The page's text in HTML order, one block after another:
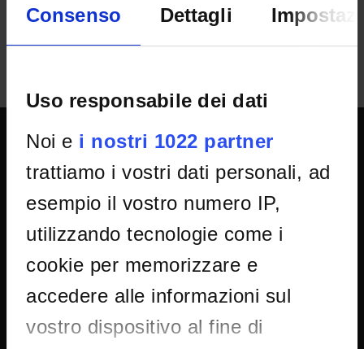
Consenso Dettagli
Uso responsabile dei dati
Noi e i nostri 1022 partner
trattiamo i vostri dati personali, ad
esempio il vostro numero IP,
utilizzando tecnologie come i
cookie per memorizzare e
accedere alle informazioni sul
vostro dispositivo al fine di
Concorsi
Gare di appalto
Atti di notifica